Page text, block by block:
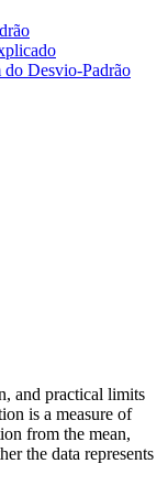
do Desvio-Padrão
and practical limits
is a measure of
from the mean,
the data represents